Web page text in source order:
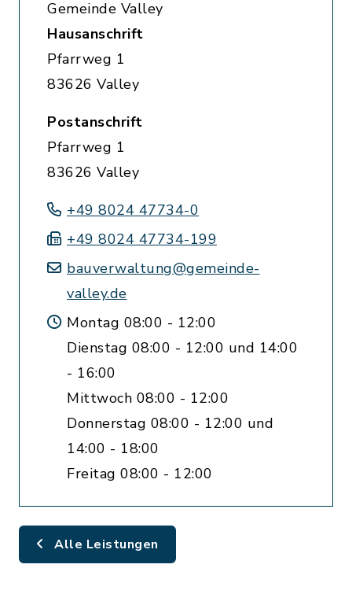
Gemeinde Valley
Hausanschrift
Pfarrweg 1
83626 Valley
Postanschrift
Pfarrweg 1
83626 Valley
+49 8024 47734-0
+49 8024 47734-199
bauverwaltung@gemeinde-
valley.de
Montag 08:00 - 12:00
Dienstag 08:00 - 12:00 und 14:00
- 16:00
Mittwoch 08:00 - 12:00
Donnerstag 08:00 - 12:00 und
14:00 - 18:00
Freitag 08:00 - 12:00
Alle Leistungen